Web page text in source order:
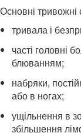
Основні
тривала і
часті головні
блюванням;
набряки,
або в ногах;
ущільнення в
збільшення